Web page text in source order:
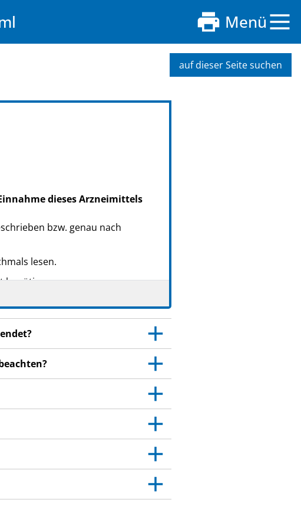
Menü
auf dieser Seite suchen
dieses Arzneimittels
bzw. genau nach
lesen.
benötigen.
Abschnitt 4.
Sie sich an Ihren Arzt.